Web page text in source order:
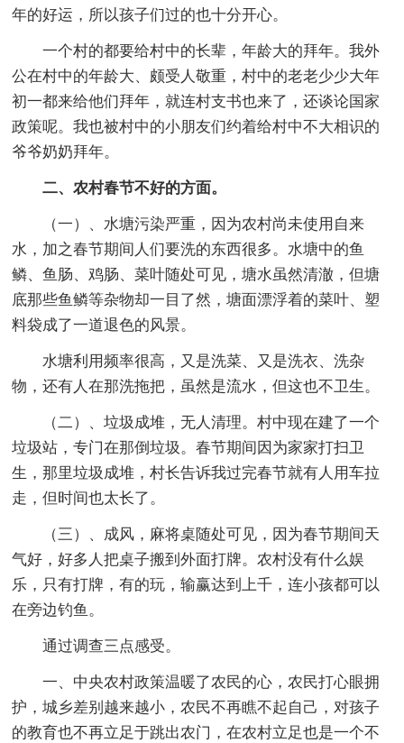
年的好运，所以孩子们过的也十分开心。
一个村的都要给村中的长辈，年龄大的拜年。我外
公在村中的年龄大、颇受人敬重，村中的老老少少大年
初一都来给他们拜年，就连村支书也来了，还谈论国家
政策呢。我也被村中的小朋友们约着给村中不大相识的
爷爷奶奶拜年。
二、农村春节不好的方面。
（一）、水塘污染严重，因为农村尚未使用自来
水，加之春节期间人们要洗的东西很多。水塘中的鱼
鳞、鱼肠、鸡肠、菜叶随处可见，塘水虽然清澈，但塘
底那些鱼鳞等杂物却一目了然，塘面漂浮着的菜叶、塑
料袋成了一道退色的风景。
水塘利用频率很高，又是洗菜、又是洗衣、洗杂
物，还有人在那洗拖把，虽然是流水，但这也不卫生。
（二）、垃圾成堆，无人清理。村中现在建了一个
垃圾站，专门在那倒垃圾。春节期间因为家家打扫卫
生，那里垃圾成堆，村长告诉我过完春节就有人用车拉
走，但时间也太长了。
（三）、成风，麻将桌随处可见，因为春节期间天
气好，好多人把桌子搬到外面打牌。农村没有什么娱
乐，只有打牌，有的玩，输赢达到上千，连小孩都可以
在旁边钓鱼。
通过调查三点感受。
一、中央农村政策温暖了农民的心，农民打心眼拥
护，城乡差别越来越小，农民不再瞧不起自己，对孩子
的教育也不再立足于跳出农门，在农村立足也是一个不